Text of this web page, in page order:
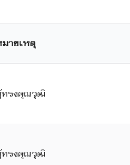
ายเหตุ
รงคุณวุฒิ
รงคุณวุฒิ